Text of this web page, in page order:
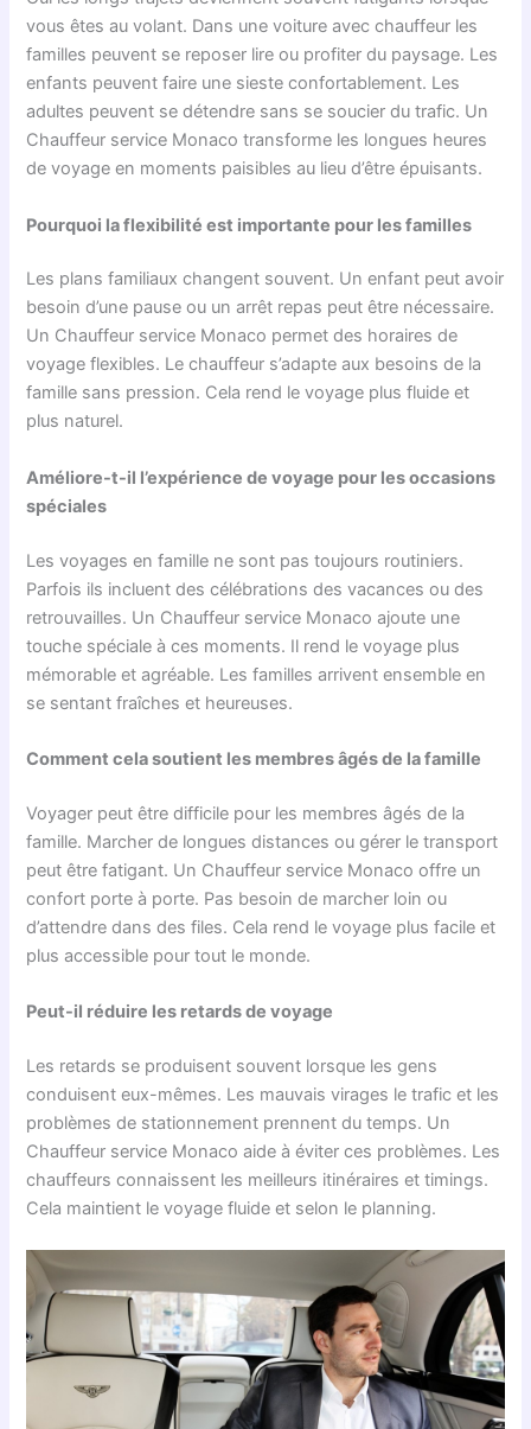
vous êtes au volant. Dans une voiture avec chauffeur les
familles peuvent se reposer lire ou profiter du paysage. Les
enfants peuvent faire une sieste confortablement. Les
adultes peuvent se détendre sans se soucier du trafic. Un
Chauffeur service Monaco transforme les longues heures
de voyage en moments paisibles au lieu d’être épuisants.
Pourquoi la flexibilité est importante pour les familles
Les plans familiaux changent souvent. Un enfant peut avoir
besoin d’une pause ou un arrêt repas peut être nécessaire.
Un Chauffeur service Monaco permet des horaires de
voyage flexibles. Le chauffeur s’adapte aux besoins de la
famille sans pression. Cela rend le voyage plus fluide et
plus naturel.
Améliore-t-il l’expérience de voyage pour les occasions
spéciales
Les voyages en famille ne sont pas toujours routiniers.
Parfois ils incluent des célébrations des vacances ou des
retrouvailles. Un Chauffeur service Monaco ajoute une
touche spéciale à ces moments. Il rend le voyage plus
mémorable et agréable. Les familles arrivent ensemble en
se sentant fraîches et heureuses.
Comment cela soutient les membres âgés de la famille
Voyager peut être difficile pour les membres âgés de la
famille. Marcher de longues distances ou gérer le transport
peut être fatigant. Un Chauffeur service Monaco offre un
confort porte à porte. Pas besoin de marcher loin ou
d’attendre dans des files. Cela rend le voyage plus facile et
plus accessible pour tout le monde.
Peut-il réduire les retards de voyage
Les retards se produisent souvent lorsque les gens
conduisent eux-mêmes. Les mauvais virages le trafic et les
problèmes de stationnement prennent du temps. Un
Chauffeur service Monaco aide à éviter ces problèmes. Les
chauffeurs connaissent les meilleurs itinéraires et timings.
Cela maintient le voyage fluide et selon le planning.